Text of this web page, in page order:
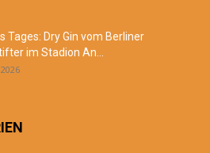
Tages: Dry Gin vom Berliner
im Stadion An...